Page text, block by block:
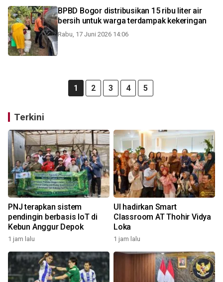
BPBD Bogor distribusikan 15 ribu liter air
bersih untuk warga terdampak kekeringan
Rabu, 17 Juni 2026 14:06
1 2 3 4 5
Terkini
PNJ terapkan sistem
pendingin berbasis IoT di
Kebun Anggur Depok
1 jam lalu
UI hadirkan Smart
Classroom AT Thohir Vidya
Loka
1 jam lalu